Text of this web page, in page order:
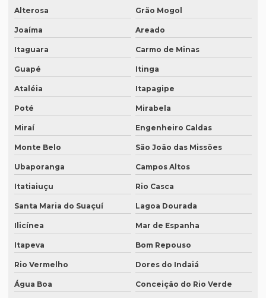
O que é degravação de áudio
O que é degravação de vídeo
O que significa tradução juramentada
O que significa tradução juramentada em inglês
O que é tradução juramentada
O que é tradução simultânea
O que é tradução técnica
O que é um tradutor técnico?
Onde encontrar um tradutor juramentado?
Onde fazer tradução de artigos em inglês
Onde fazer tradução em bh
Onde fazer tradução em campinas
Onde fazer tradução em curitiba
Alterosa Grão Mogol
Joaíma Areado
Itaguara Carmo de Minas
Guapé Itinga
Ataléia Itapagipe
Poté Mirabela
Miraí Engenheiro Caldas
Monte Belo São João das Missões
Ubaporanga Campos Altos
Itatiaiuçu Rio Casca
Santa Maria do Suaçuí Lagoa Dourada
Ilicínea Mar de Espanha
Itapeva Bom Repouso
Rio Vermelho Dores do Indaiá
Água Boa Conceição do Rio Verde